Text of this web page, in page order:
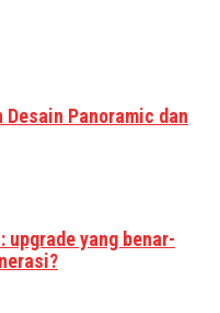
Desain Panoramic dan
upgrade yang benar-